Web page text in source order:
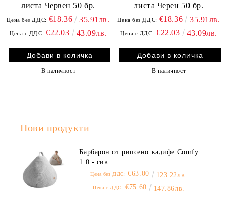
листа Червен 50 бр.
Цена без ДДС: €18.36 35.91лв.
Цена с ДДС: €22.03 43.09лв.
В наличност
листа Черен 50 бр.
Цена без ДДС: €18.36 35.91лв.
Цена с ДДС: €22.03 43.09лв.
В наличност
Нови продукти
Барбарон от рипсено кадифе Comfy
1.0 - сив
Цена без ДДС: €63.00 123.22лв.
Цена с ДДС: €75.60 147.86лв.